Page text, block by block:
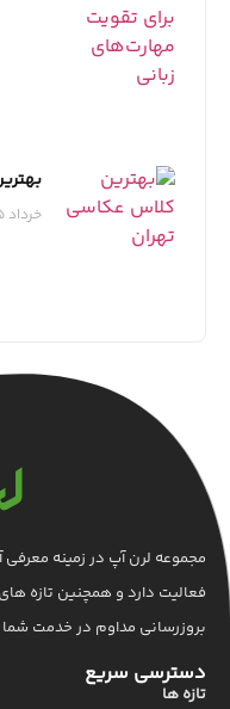
خرداد 25, 1405
مجموعه لرن آپ در زمینه
فعالیت دارد و همچنین تازه
بروزرسانی مداوم در خدمت شما
دسترسی سریع
تازه ها